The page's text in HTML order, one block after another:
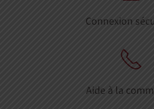
Connexion
Aide à la